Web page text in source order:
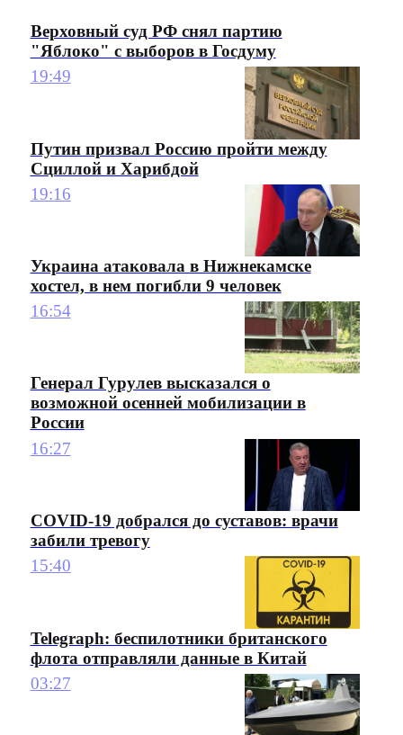
Верховный суд РФ снял партию
"Яблоко" с выборов в Госдуму
19:49
Путин призвал Россию пройти между
Сциллой и Харибдой
19:16
Украина атаковала в Нижнекамске
хостел, в нем погибли 9 человек
16:54
Генерал Гурулев высказался о
возможной осенней мобилизации в
России
16:27
COVID-19 добрался до суставов: врачи
забили тревогу
15:40
Telegraph: беспилотники британского
флота отправляли данные в Китай
03:27